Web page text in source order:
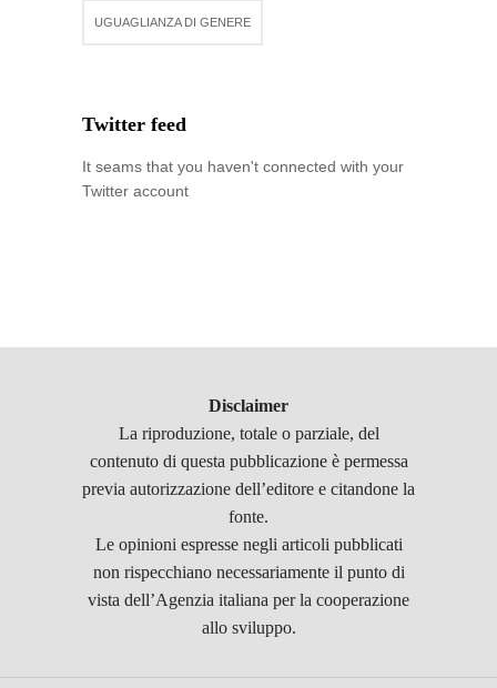
UGUAGLIANZA DI GENERE
Twitter feed
It seams that you haven't connected with your
Twitter account
Disclaimer
La riproduzione, totale o parziale, del
contenuto di questa pubblicazione è permessa
previa autorizzazione dell’editore e citandone la
fonte.
Le opinioni espresse negli articoli pubblicati
non rispecchiano necessariamente il punto di
vista dell’Agenzia italiana per la cooperazione
allo sviluppo.